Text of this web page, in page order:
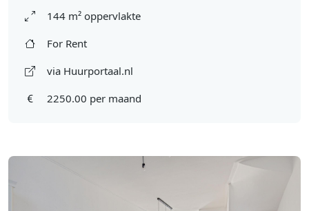
144 m² oppervlakte
For Rent
via Huurportaal.nl
2250.00 per maand